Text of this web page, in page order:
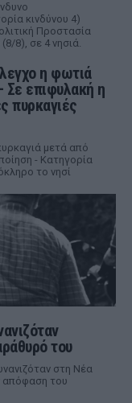
κινδύνου 4)
Προστασία
8), σε 4 νησιά.
η φωτιά
Σε επιφυλακή η
πυρκαγιές
μετά από
- Κατηγορία
το νησί
του
στη Νέα
απόφαση του